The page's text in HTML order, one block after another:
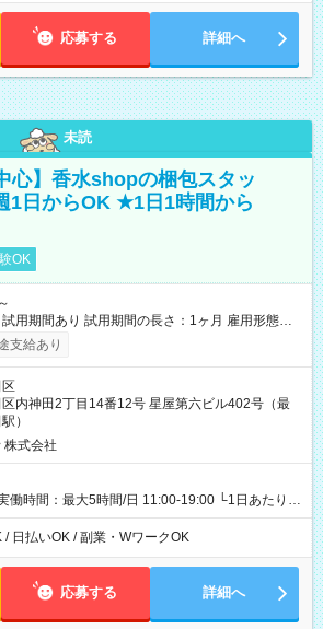
応募する 詳細へ
未読
心】香水shopの梱包スタッ
日からOK ★1日1時間から
OK
試用期間あり 試用期間の長さ：1ヶ月 雇用形態、
と同じです。
支給あり
内神田2丁目14番12号 星屋第六ビル402号（最
）
株式会社
働時間：最大5時間/日 11:00-19:00 └1日あたりの
時間 └上記の時間帯内であれば、いつでも勤務可
曜日の中で、お好きな曜日でご勤務いただけま
どのように、自由な働き方が可能なお仕事です！
/ 日払いOK / 副業・WワークOK
応募する 詳細へ